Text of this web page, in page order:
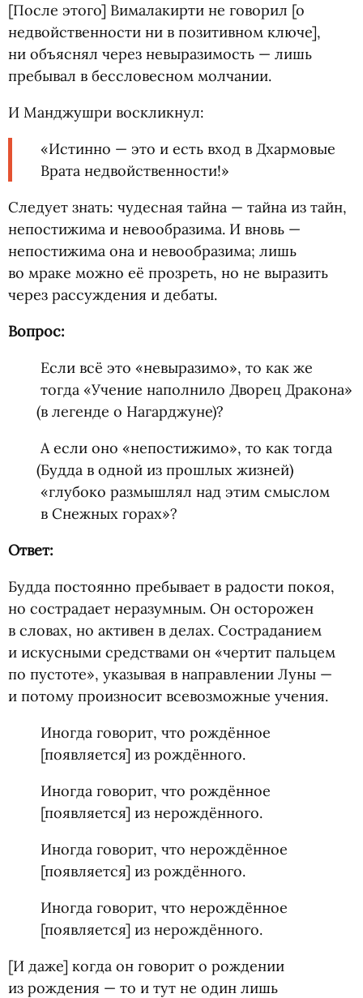
[После этого] Вималакирти не говорил [о
недвойственности ни в позитивном ключе],
ни объяснял через невыразимость — лишь
пребывал в бессловесном молчании.
И Манджушри воскликнул:
«Истинно — это и есть вход в Дхармовые
Врата недвойственности!»
Следует знать: чудесная тайна — тайна из тайн,
непостижима и невообразима. И вновь —
непостижима она и невообразима; лишь
во мраке можно её прозреть, но не выразить
через рассуждения и дебаты.
Вопрос:
Если всё это «невыразимо», то как же
тогда «Учение наполнило Дворец Дракона»
(в легенде о Нагарджуне)?
А если оно «непостижимо», то как тогда
(Будда в одной из прошлых жизней)
«глубоко размышлял над этим смыслом
в Снежных горах»?
Ответ:
Будда постоянно пребывает в радости покоя,
но сострадает неразумным. Он осторожен
в словах, но активен в делах. Состраданием
и искусными средствами он «чертит пальцем
по пустоте», указывая в направлении Луны —
и потому произносит всевозможные учения.
Иногда говорит, что рождённое
[появляется] из рождённого.
Иногда говорит, что рождённое
[появляется] из нерождённого.
Иногда говорит, что нерождённое
[появляется] из рождённого.
Иногда говорит, что нерождённое
[появляется] из нерождённого.
[И даже] когда он говорит о рождении
из рождения — то и тут не один лишь